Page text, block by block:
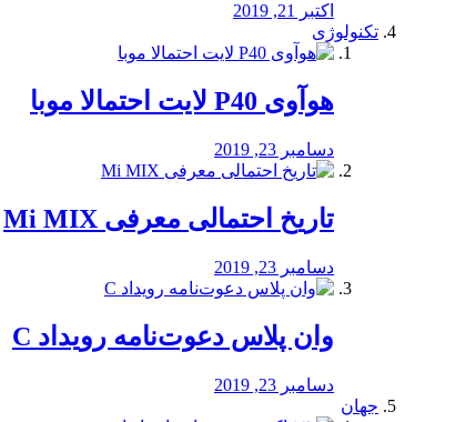
اکتبر 21, 2019
تکنولوژی
هوآوی P40 لایت احتمالا موبا
دسامبر 23, 2019
تاریخ احتمالی معرفی Mi MIX
دسامبر 23, 2019
وان پلاس دعوت‌نامه رویداد C
دسامبر 23, 2019
جهان